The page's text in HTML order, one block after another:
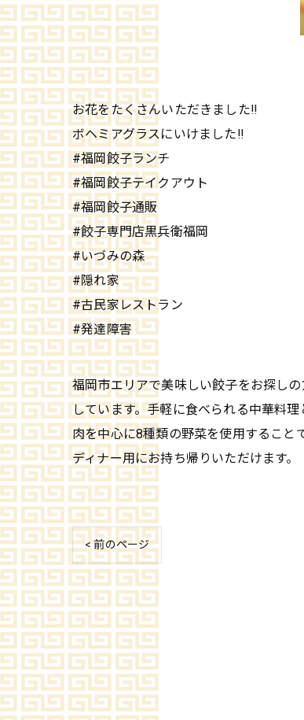
お花をたくさんいただきました‼️
ボヘミアグラスにいけました‼️
#福岡餃子ランチ
#福岡餃子テイクアウト
#福岡餃子通販
#餃子専門店黒兵衛福岡
#いづみの森
#隠れ家
#古民家レストラン
#発達障害
福岡市エリアで美味しい餃子をお探し
しています。手軽に食べられる中華料
肉を中心に8種類の野菜を使用すること
ディナー用にお持ち帰りいただけます。
< 前のページ